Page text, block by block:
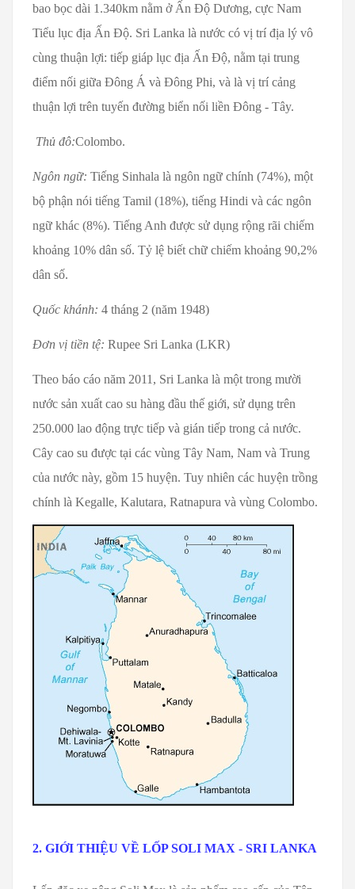
bao bọc dài 1.340km nằm ở Ấn Độ Dương, cực Nam
Tiểu lục địa Ấn Độ. Sri Lanka là nước có vị trí địa lý vô
cùng thuận lợi: tiếp giáp lục địa Ấn Độ, nằm tại trung
điểm nối giữa Đông Á và Đông Phi, và là vị trí cảng
thuận lợi trên tuyến đường biển nối liền Đông - Tây.
Thủ đô:Colombo.
Ngôn ngữ: Tiếng Sinhala là ngôn ngữ chính (74%), một
bộ phận nói tiếng Tamil (18%), tiếng Hindi và các ngôn
ngữ khác (8%). Tiếng Anh được sử dụng rộng rãi chiếm
khoảng 10% dân số. Tỷ lệ biết chữ chiếm khoảng 90,2%
dân số.
Quốc khánh: 4 tháng 2 (năm 1948)
Đơn vị tiền tệ: Rupee Sri Lanka (LKR)
Theo báo cáo năm 2011, Sri Lanka là một trong mười
nước sản xuất cao su hàng đầu thế giới, sử dụng trên
250.000 lao động trực tiếp và gián tiếp trong cả nước.
Cây cao su được tại các vùng Tây Nam, Nam và Trung
của nước này, gồm 15 huyện. Tuy nhiên các huyện trồng
chính là Kegalle, Kalutara, Ratnapura và vùng Colombo.
2. GIỚI THIỆU VỀ LỐP SOLI MAX - SRI LANKA